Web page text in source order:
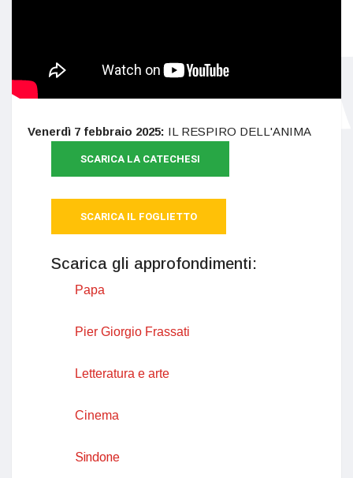
Venerdì 7 febbraio 2025: IL RESPIRO DELL'ANIMA
SCARICA LA CATECHESI
SCARICA IL FOGLIETTO
Scarica gli approfondimenti:
Papa
Pier Giorgio Frassati
Letteratura e arte
Cinema
Sindone